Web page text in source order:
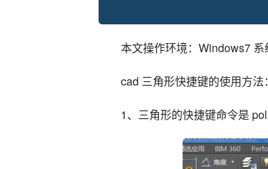
本文操作环境：Windows7 系
cad 三角形快捷键的使用方法：
1、三角形的快捷键命令是